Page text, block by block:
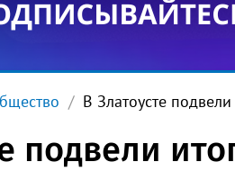
В Златоусте
подвели